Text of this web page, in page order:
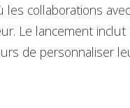
collaborations
Le lancement
de personnaliser